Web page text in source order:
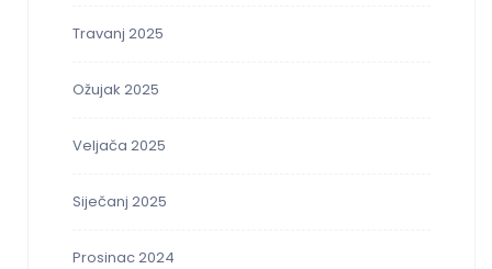
Travanj 2025
Ožujak 2025
Veljača 2025
Siječanj 2025
Prosinac 2024